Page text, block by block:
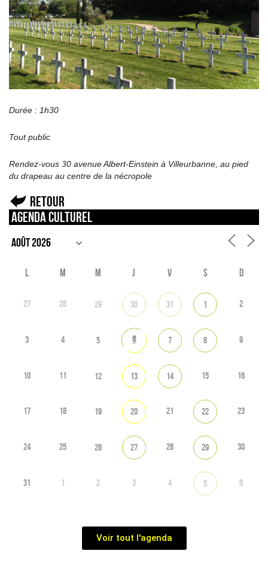
Durée : 1h30
Tout public
Rendez-vous 30 avenue Albert-Einstein à Villeurbanne, au pied
du drapeau au centre de la nécropole
Retour
Agenda culturel
L M M J V S D
27 28 29 30 31 1 2
3 4 5 6 7 8 9
10 11 12 13 14 15 16
17 18 19 20 21 22 23
24 25 26 27 28 29 30
31 1 2 3 4 5 6
Voir tout l'agenda